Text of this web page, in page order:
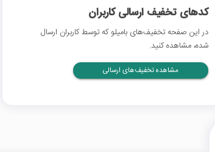
کدهای تخفیف ارسالی کاربران
در این صفحه تخفیف‌های بامیلو که توسط کاربران ارسال
شده، مشاهده کنید.
مشاهده تخفیف‌های ارسالی